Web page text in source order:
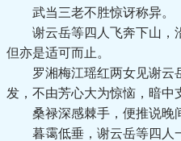
武当三老不胜惊讶称异。
谢云岳等四人飞奔下山，沿
但亦是适可而止。
罗湘梅江瑶红两女见谢云
发，不由芳心大为惊恼，暗中
桑禄深感棘手，便推说晚间
暮霭低垂，谢云岳等四人